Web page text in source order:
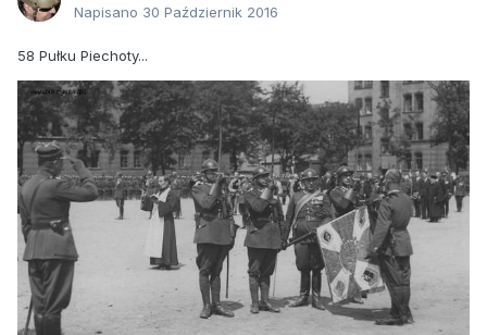
Napisano 30 Październik 2016
58 Pułku Piechoty...